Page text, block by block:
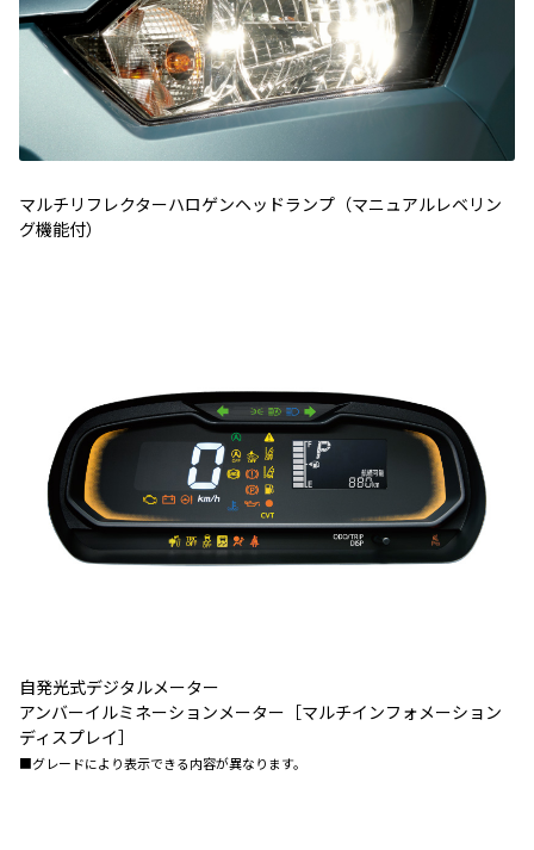
マルチリフレクターハロゲンヘッドランプ（マニュアルレベリン
グ機能付）
自発光式デジタルメーター
アンバーイルミネーションメーター［マルチインフォメーション
ディスプレイ］
■グレードにより表示できる内容が異なります。